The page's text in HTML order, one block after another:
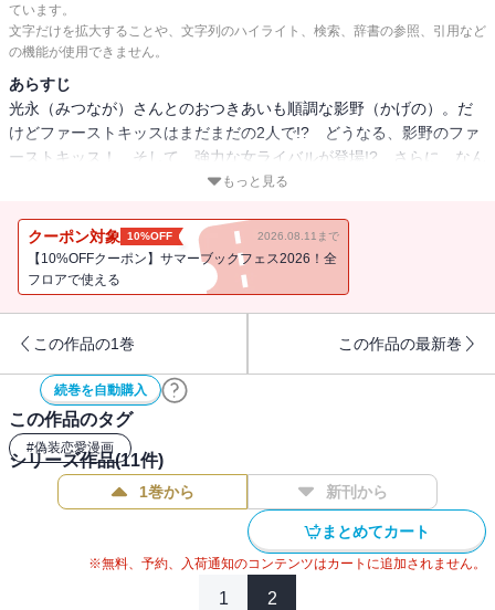
ています。
文字だけを拡大することや、文字列のハイライト、検索、辞書の参照、引用など
の機能が使用できません。
あらすじ
光永（みつなが）さんとのおつきあいも順調な影野（かげの）。だ
けどファーストキッスはまだまだの2人で!? どうなる、影野のファ
ーストキッス！ そして、強力な女ライバルが登場!? さらに、なん
と影野にモテ期が!!? こじらせれば、こじらせるほど青春！ 影野
もっと見る
クーポン対象 10%OFF 2026.08.11まで
【10%OFFクーポン】サマーブックフェス2026！全
フロアで使える
この作品の1巻 この作品の最新巻
続巻を自動購入
この作品のタグ
#偽装恋愛漫画
シリーズ作品(11件)
1巻から 新刊から
まとめてカート
※無料、予約、入荷通知のコンテンツはカートに追加されません。
1 2